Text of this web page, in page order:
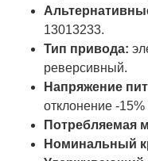
13013233.
Тип привода:
реверсивный.
Напряжение
отклонение -
Потребляемая
Номинальный